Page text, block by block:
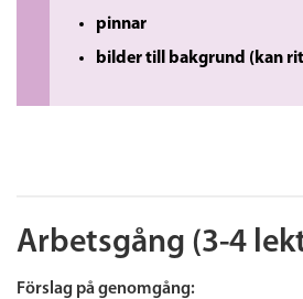
pinnar
bilder till bakgrund (kan
Arbetsgång (3-4
Förslag på genomgång: